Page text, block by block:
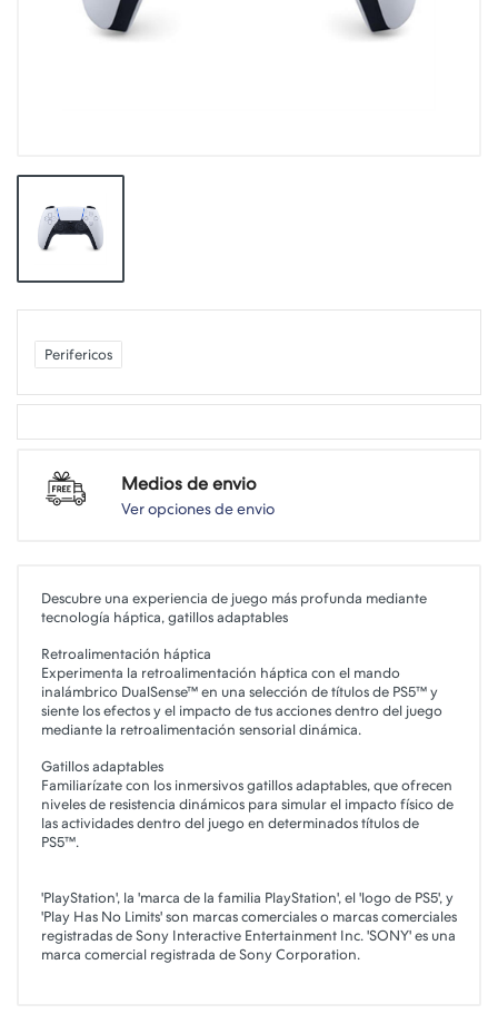
Perifericos
Medios de envio
Ver opciones de envio
Descubre una experiencia de juego más profunda mediante
tecnología háptica, gatillos adaptables
Retroalimentación háptica
Experimenta la retroalimentación háptica con el mando
inalámbrico DualSense™ en una selección de títulos de PS5™ y
siente los efectos y el impacto de tus acciones dentro del juego
mediante la retroalimentación sensorial dinámica.
Gatillos adaptables
Familiarízate con los inmersivos gatillos adaptables, que ofrecen
niveles de resistencia dinámicos para simular el impacto físico de
las actividades dentro del juego en determinados títulos de
PS5™.
'PlayStation', la 'marca de la familia PlayStation', el 'logo de PS5', y
'Play Has No Limits' son marcas comerciales o marcas comerciales
registradas de Sony Interactive Entertainment Inc. 'SONY' es una
marca comercial registrada de Sony Corporation.